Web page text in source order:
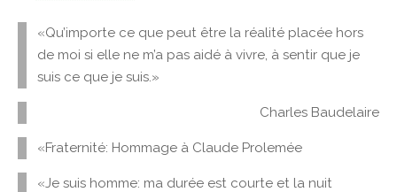
«Qu’importe ce que peut être la réalité placée hors
de moi si elle ne m’a pas aidé à vivre, à sentir que je
suis ce que je suis.»
Charles Baudelaire
«Fraternité: Hommage à Claude Prolemée
«Je suis homme: ma durée est courte et la nuit